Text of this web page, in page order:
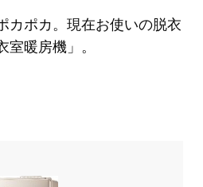
カポカ。現在お使いの脱衣
暖房機」。